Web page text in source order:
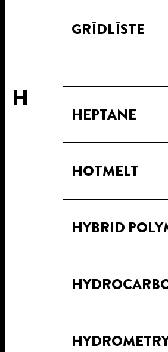
GRĪDLĪSTE
H
HEPTANE
HOTMELT
HYBRID